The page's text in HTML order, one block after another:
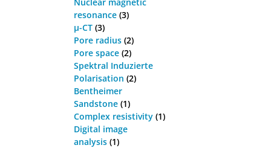
resonance (3)
µ-CT (3)
Pore radius (2)
Pore space (2)
Spektral Induzierte
Polarisation (2)
Bentheimer
Sandstone (1)
Complex resistivity (1)
Digital image
analysis (1)